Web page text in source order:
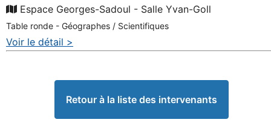
Espace Georges-Sadoul - Salle Yvan-Goll
Table ronde - Géographes / Scientifiques
Voir le détail >
Retour à la liste des intervenants